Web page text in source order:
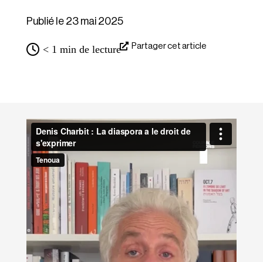
Publié le 23 mai 2025
< 1 min de lecture Partager cet article